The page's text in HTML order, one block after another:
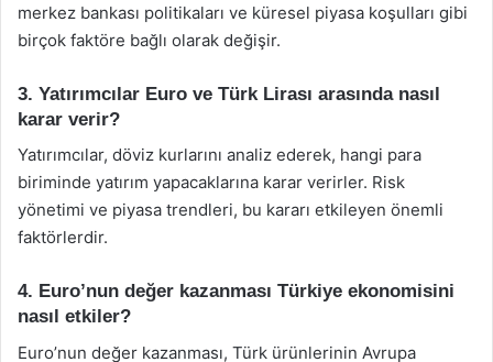
merkez bankası politikaları ve küresel piyasa koşulları gibi
birçok faktöre bağlı olarak değişir.
3. Yatırımcılar Euro ve Türk Lirası arasında nasıl
karar verir?
Yatırımcılar, döviz kurlarını analiz ederek, hangi para
biriminde yatırım yapacaklarına karar verirler. Risk
yönetimi ve piyasa trendleri, bu kararı etkileyen önemli
faktörlerdir.
4. Euro’nun değer kazanması Türkiye ekonomisini
nasıl etkiler?
Euro’nun değer kazanması, Türk ürünlerinin Avrupa